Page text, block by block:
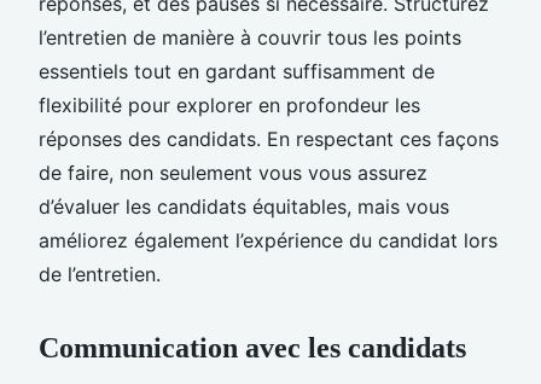
l’entretien de manière à couvrir tous les points
essentiels tout en gardant suffisamment de
flexibilité pour explorer en profondeur les
réponses des candidats. En respectant ces façons
de faire, non seulement vous vous assurez
d’évaluer les candidats équitables, mais vous
améliorez également l’expérience du candidat lors
de l’entretien.
Communication avec les candidats